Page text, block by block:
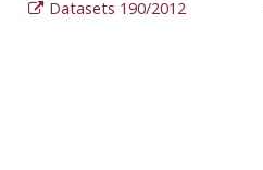
Datasets 190/2012